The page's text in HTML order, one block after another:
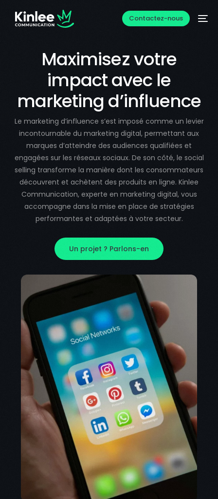
Contactez-nous
Maximisez votre
impact avec le
marketing d’influence
Le marketing d’influence s’est imposé comme un levier
incontournable du marketing digital, permettant aux
marques d’atteindre des audiences qualifiées et
engagées sur les réseaux sociaux. De son côté, le social
selling transforme la manière dont les consommateurs
découvrent et achètent des produits en ligne. Kinlee
Communication, experte en marketing digital, vous
accompagne dans la mise en place de stratégies
performantes et adaptées à votre secteur.
Un projet ? Parlons-en